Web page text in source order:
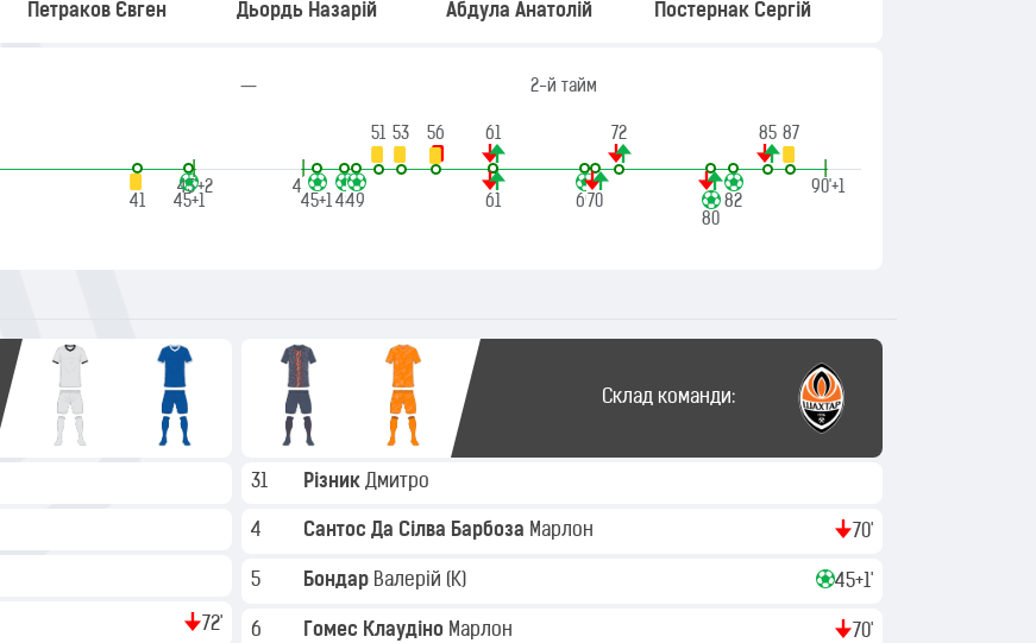
Петраков Євген
Дьордь Назарій
Абдула Анатолій
Постернак Сергій
41
45+1
|
45'+2
— 2-й тайм
51 53 56 61 72 85 87
|
45'
45+1 4849 61 6970
80
82
|
90'+1
72'
Склад команди:
31 Різник Дмитро
4 Сантос Да Сілва Барбоза Марлон 70'
5 Бондар Валерій (K) 45+1'
6 Гомес Клаудіно Марлон 70'